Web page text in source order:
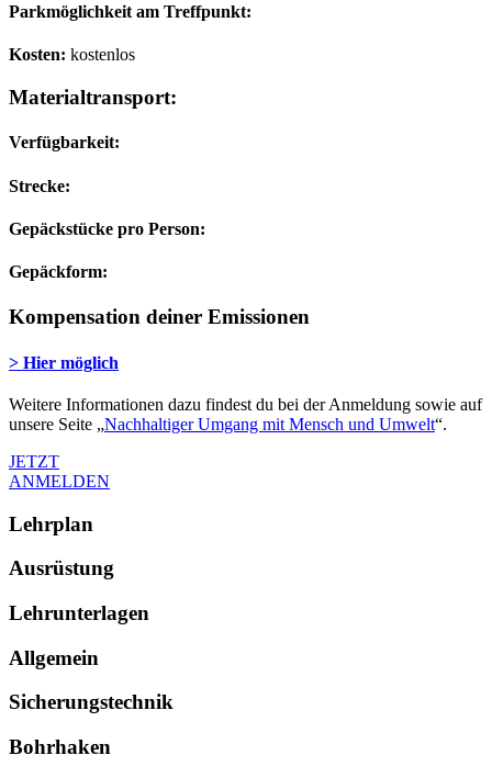
Parkmöglichkeit am Treffpunkt:
Kosten: kostenlos
Materialtransport:
Verfügbarkeit:
Strecke:
Gepäckstücke pro Person:
Gepäckform:
Kompensation deiner Emissionen
> Hier möglich
Weitere Informationen dazu findest du bei der Anmeldung sowie auf
unsere Seite „Nachhaltiger Umgang mit Mensch und Umwelt“.
JETZT
ANMELDEN
Lehrplan
Ausrüstung
Lehrunterlagen
Allgemein
Sicherungstechnik
Bohrhaken